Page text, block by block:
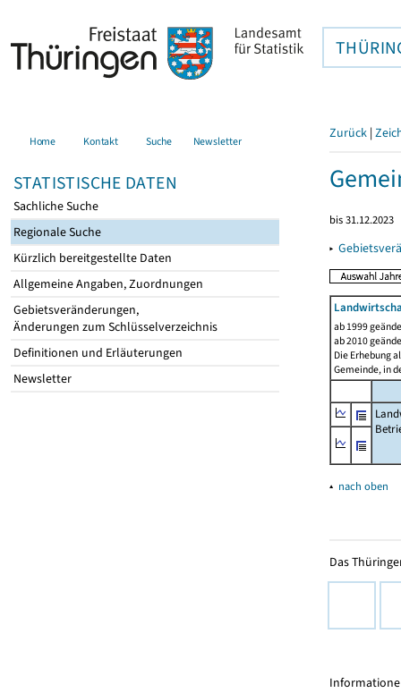
Home Kontakt Suche Newsletter
STATISTISCHE DATEN
Sachliche Suche
Regionale Suche
Kürzlich bereitgestellte Daten
Allgemeine Angaben, Zuordnungen
Gebietsveränderungen,
Änderungen zum Schlüsselverzeichnis
Definitionen und Erläuterungen
Newsletter
Zurück |
bis 31.12.2023
▸
ab 1999
ab 2010
Die Erhebung
Gemeinde, in
▴ nach oben
Das